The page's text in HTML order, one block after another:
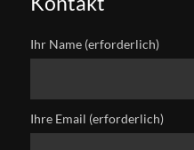
Ihr Name (erforderlich)
Ihre Email (erforderlich)